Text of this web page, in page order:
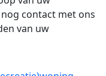
contact met ons
van uw